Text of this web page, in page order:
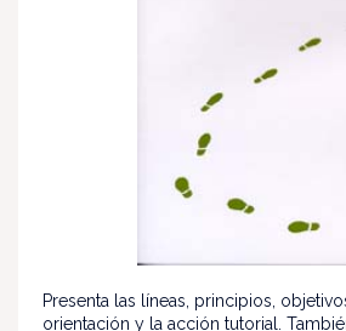
Presenta las líneas, principios,
orientación y la acción tutorial.